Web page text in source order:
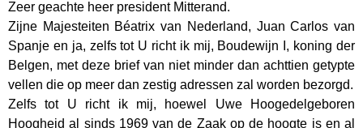
Zeer geachte heer president Mitterand.
Zijne Majesteiten Béatrix van Nederland, Juan Carlos van
Spanje en ja, zelfs tot U richt ik mij, Boudewijn I, koning der
Belgen, met deze brief van niet minder dan achttien getypte
vellen die op meer dan zestig adressen zal worden bezorgd.
Zelfs tot U richt ik mij, hoewel Uwe Hoogedelgeboren
Hoogheid al sinds 1969 van de Zaak op de hoogte is en al